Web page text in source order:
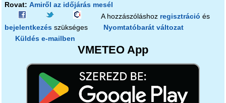
Rovat: Amiről az időjárás mesél
A hozzászóláshoz regisztráció és
bejelentkezés szükséges
Nyomtatóbarát változat
Küldés e-mailben
VMETEO App